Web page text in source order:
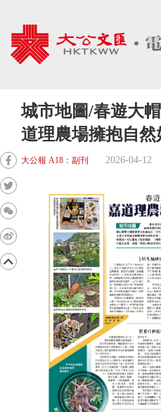
城市地圖/春遊大
道理農場擁抱自然
大公報 A18：副刊 2026-04-12